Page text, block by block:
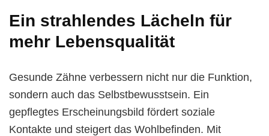
Ein strahlendes Lächeln für
mehr Lebensqualität
Gesunde Zähne verbessern nicht nur die Funktion,
sondern auch das Selbstbewusstsein. Ein
gepflegtes Erscheinungsbild fördert soziale
Kontakte und steigert das Wohlbefinden. Mit